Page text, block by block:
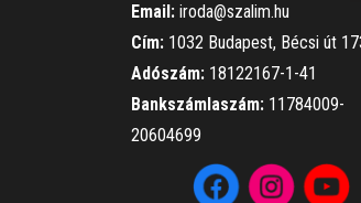
Email: iroda@szalim.hu
Cím: 1032 Budapest, Bécsi út
Adószám: 18122167-1-41
Bankszámlaszám: 11784009-
20604699